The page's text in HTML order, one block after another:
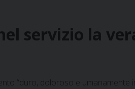
servizio la
“duro, doloroso e umanamente